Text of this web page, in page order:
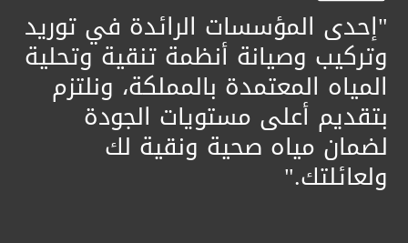
​"إحدى المؤسسات الرائدة في توريد
وتركيب وصيانة أنظمة تنقية وتحلية
المياه المعتمدة بالمملكة، ونلتزم
بتقديم أعلى مستويات الجودة
لضمان مياه صحية ونقية لك
ولعائلتك."